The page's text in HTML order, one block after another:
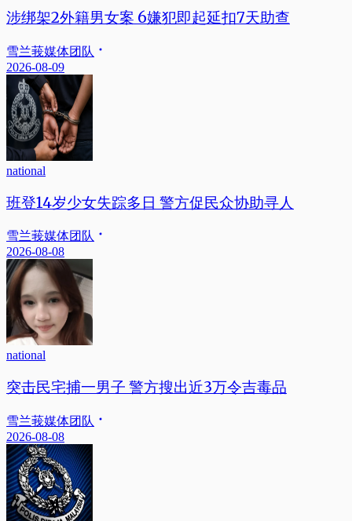
涉绑架2外籍男女案 6嫌犯即起延扣7天助查
雪兰莪媒体团队
2026-08-09
national
班登14岁少女失踪多日 警方促民众协助寻人
雪兰莪媒体团队
2026-08-08
national
突击民宅捕一男子 警方搜出近3万令吉毒品
雪兰莪媒体团队
2026-08-08